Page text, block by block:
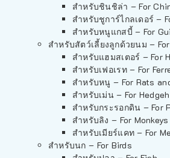
สำหรับชินชิล่า – For
สำหรับชูการ์ไกลเดอร์ –
สำหรับหนูแกสบี้ – For
สำหรับสัตว์เลี้ยงลูกด้วยนม –
สำหรับแฮมสเตอร์ – For
สำหรับเฟอเรท – For
สำหรับหนู – For Rats
สำหรับเม่น – For
สำหรับกระรอกดิน – For
สำหรับลิง – For Monkeys
สำหรับเมียร์แคท – For
สำหรับนก – For Birds